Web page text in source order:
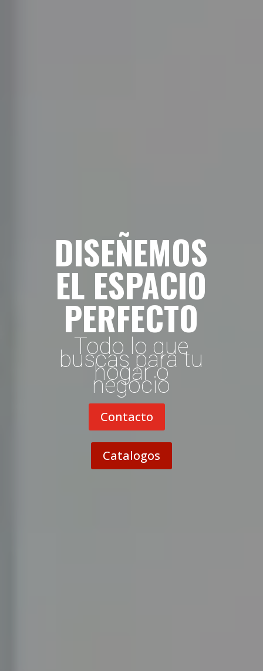
DISEÑEMOS
EL ESPACIO
PERFECTO
Todo lo que
buscas para tu
hogar o
negocio
Contacto
Catalogos